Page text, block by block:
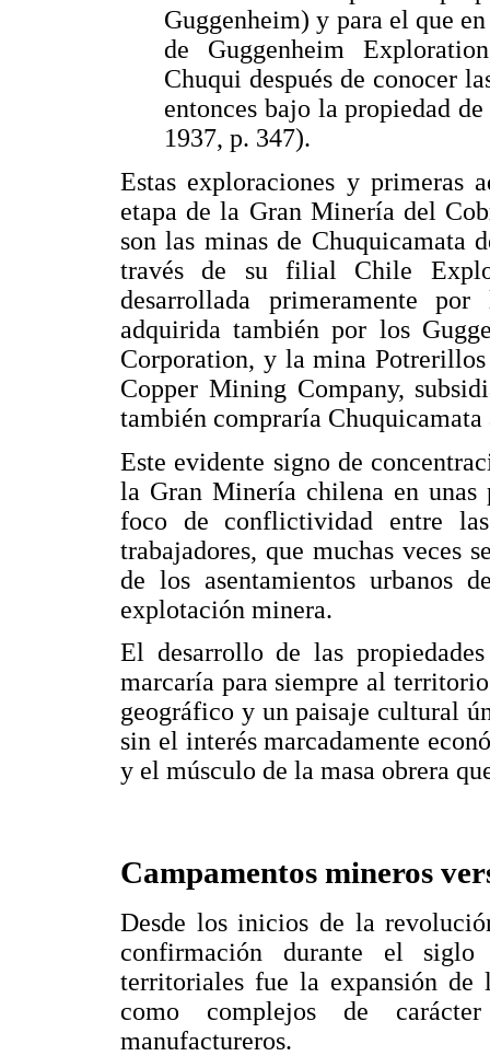
Guggenheim) y para el que
de Guggenheim
Chuqui después de conocer
entonces bajo la propiedad
1937, p. 347).
Estas exploraciones y primeras
etapa de la Gran Minería del
son las minas de Chuquicamata
través de su filial Chile
desarrollada primeramente
adquirida también por los
Corporation, y la mina
Copper Mining Company,
también compraría
Este evidente signo de
la Gran Minería chilena en unas
foco de conflictividad entre
trabajadores, que muchas veces
de los asentamientos urbanos
explotación minera.
El desarrollo de las
marcaría para siempre al
geográfico y un paisaje cultural
sin el interés marcadamente
y el músculo de la masa obrera
Campamentos mineros
Desde los inicios de la
confirmación durante el
territoriales fue la expansión de
como complejos de
manufactureros.